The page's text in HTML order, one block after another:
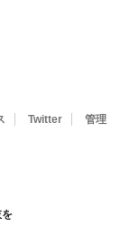
Twitter
管理